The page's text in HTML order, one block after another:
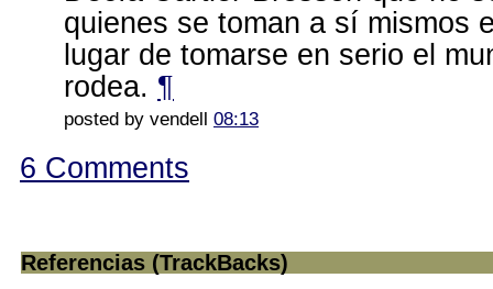
quienes se toman a sí mismos
lugar de tomarse en serio el
rodea. ¶
posted by vendell 08:13
6 Comments
Referencias (TrackBacks)